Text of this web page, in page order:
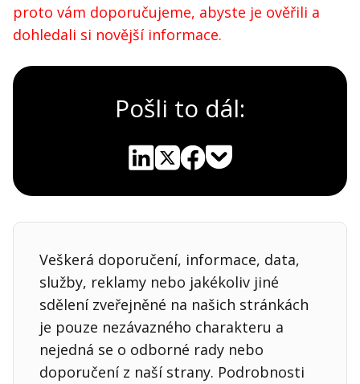
proto vám doporučujeme, abyste je ověřili a
dohledali si novější informace.
Pošli to dál:
Veškerá doporučení, informace, data,
služby, reklamy nebo jakékoliv jiné
sdělení zveřejněné na našich stránkách
je pouze nezávazného charakteru a
nejedná se o odborné rady nebo
doporučení z naší strany. Podrobnosti